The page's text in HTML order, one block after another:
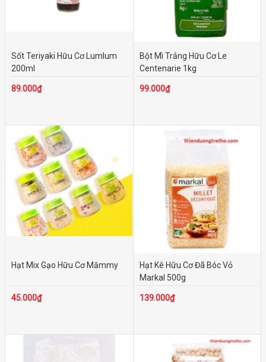
Sốt Teriyaki Hữu Cơ Lumlum
200ml
89.000₫
Bột Mì Trắng Hữu Cơ Le
Centenarie 1kg
99.000₫
Hạt Mix Gạo Hữu Cơ Mămmy
45.000₫
Hạt Kê Hữu Cơ Đã Bóc Vỏ
Markal 500g
139.000₫